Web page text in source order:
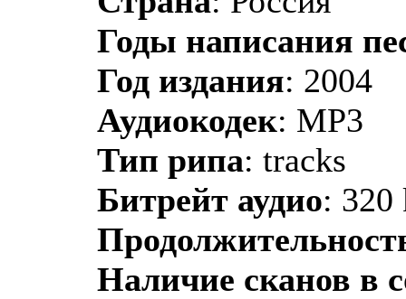
Годы написания
Год издания: 2004
Аудиокодек: MP3
Тип рипа: tracks
Битрейт аудио: 320
Наличие сканов в